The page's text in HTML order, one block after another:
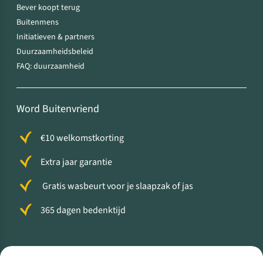
Bever koopt terug
Buitenmens
Initiatieven & partners
Duurzaamheidsbeleid
FAQ: duurzaamheid
Word Buitenvriend
€10 welkomstkorting
Extra jaar garantie
Gratis wasbeurt voor je slaapzak of jas
365 dagen bedenktijd